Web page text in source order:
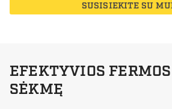
SUSISIEKITE SU
EFEKTYVIOS
SĖKMĘ